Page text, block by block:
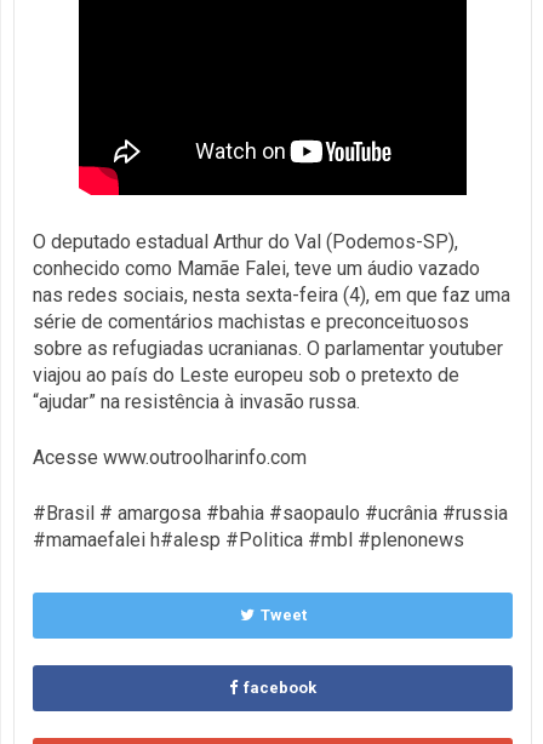
O deputado estadual Arthur do Val (Podemos-SP),
conhecido como Mamãe Falei, teve um áudio vazado
nas redes sociais, nesta sexta-feira (4), em que faz uma
série de comentários machistas e preconceituosos
sobre as refugiadas ucranianas. O parlamentar youtuber
viajou ao país do Leste europeu sob o pretexto de
“ajudar” na resistência à invasão russa.
Acesse www.outroolharinfo.com
#Brasil # amargosa #bahia #saopaulo #ucrânia #russia
#mamaefalei h#alesp #Politica #mbl #plenonews
Tweet
facebook